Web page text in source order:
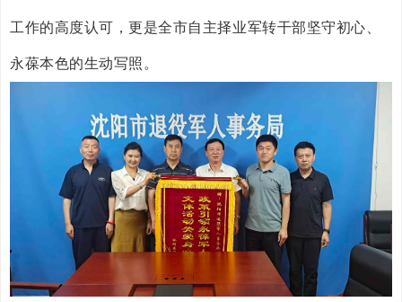
工作的高度认可，更是全市自主择业军转干部坚守初心、
永葆本色的生动写照。